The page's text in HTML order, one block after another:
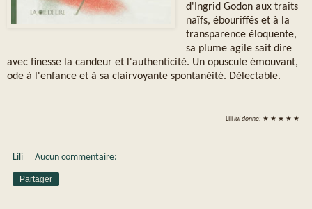
d'Ingrid Godon aux traits
naïfs, ébouriffés et à la
transparence éloquente,
sa plume agile sait dire
avec finesse la candeur et l'authenticité. Un opuscule émouvant,
ode à l'enfance et à sa clairvoyante spontanéité. Délectable.
Lililui donne: ★ ★ ★ ★ ★
Lili Aucun commentaire:
Partager